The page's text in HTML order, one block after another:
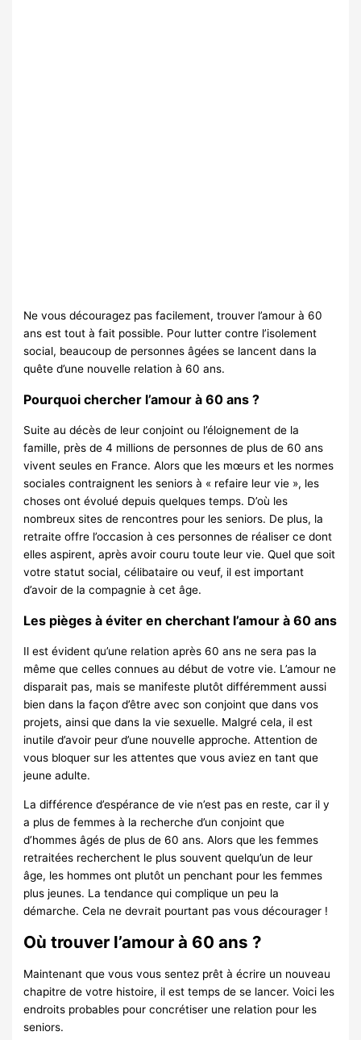
Ne vous découragez pas facilement, trouver l’amour à 60
ans est tout à fait possible. Pour lutter contre l’isolement
social, beaucoup de personnes âgées se lancent dans la
quête d’une nouvelle relation à 60 ans.
Pourquoi chercher l’amour à 60 ans ?
Suite au décès de leur conjoint ou l’éloignement de la
famille, près de 4 millions de personnes de plus de 60 ans
vivent seules en France. Alors que les mœurs et les normes
sociales contraignent les seniors à « refaire leur vie », les
choses ont évolué depuis quelques temps. D’où les
nombreux sites de rencontres pour les seniors. De plus, la
retraite offre l’occasion à ces personnes de réaliser ce dont
elles aspirent, après avoir couru toute leur vie. Quel que soit
votre statut social, célibataire ou veuf, il est important
d’avoir de la compagnie à cet âge.
Les pièges à éviter en cherchant l’amour à 60 ans
Il est évident qu’une relation après 60 ans ne sera pas la
même que celles connues au début de votre vie. L’amour ne
disparait pas, mais se manifeste plutôt différemment aussi
bien dans la façon d’être avec son conjoint que dans vos
projets, ainsi que dans la vie sexuelle. Malgré cela, il est
inutile d’avoir peur d’une nouvelle approche. Attention de
vous bloquer sur les attentes que vous aviez en tant que
jeune adulte.
La différence d’espérance de vie n’est pas en reste, car il y
a plus de femmes à la recherche d’un conjoint que
d’hommes âgés de plus de 60 ans. Alors que les femmes
retraitées recherchent le plus souvent quelqu’un de leur
âge, les hommes ont plutôt un penchant pour les femmes
plus jeunes. La tendance qui complique un peu la
démarche. Cela ne devrait pourtant pas vous décourager !
Où trouver l’amour à 60 ans ?
Maintenant que vous vous sentez prêt à écrire un nouveau
chapitre de votre histoire, il est temps de se lancer. Voici les
endroits probables pour concrétiser une relation pour les
seniors.